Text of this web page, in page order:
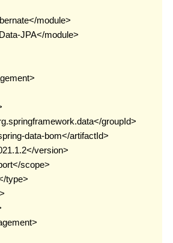
module>
JPA</module>
groupId>
data-bom</artifactId>
version>
scope>
type>